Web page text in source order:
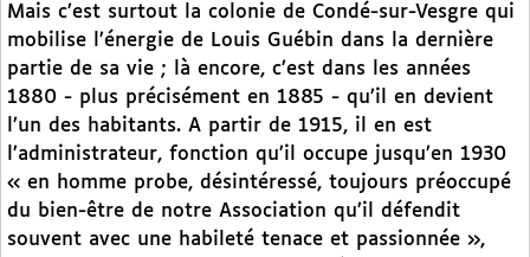
Mais c’est surtout la colonie de Condé-sur-Vesgre qui
mobilise l’énergie de Louis Guébin dans la dernière
partie de sa vie ; là encore, c’est dans les années
1880 - plus précisément en 1885 - qu’il en devient
l’un des habitants. A partir de 1915, il en est
l’administrateur, fonction qu’il occupe jusqu’en 1930
« en homme probe, désintéressé, toujours préoccupé
du bien-être de notre Association qu’il défendit
souvent avec une habileté tenace et passionnée »,